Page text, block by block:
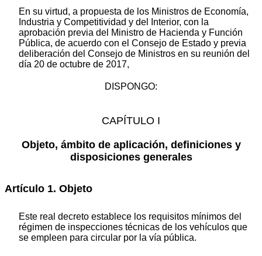
En su virtud, a propuesta de los Ministros de Economía,
Industria y Competitividad y del Interior, con la
aprobación previa del Ministro de Hacienda y Función
Pública, de acuerdo con el Consejo de Estado y previa
deliberación del Consejo de Ministros en su reunión del
día 20 de octubre de 2017,
DISPONGO:
CAPÍTULO I
Objeto, ámbito de aplicación, definiciones y
disposiciones generales
Artículo 1. Objeto
Este real decreto establece los requisitos mínimos del
régimen de inspecciones técnicas de los vehículos que
se empleen para circular por la vía pública.